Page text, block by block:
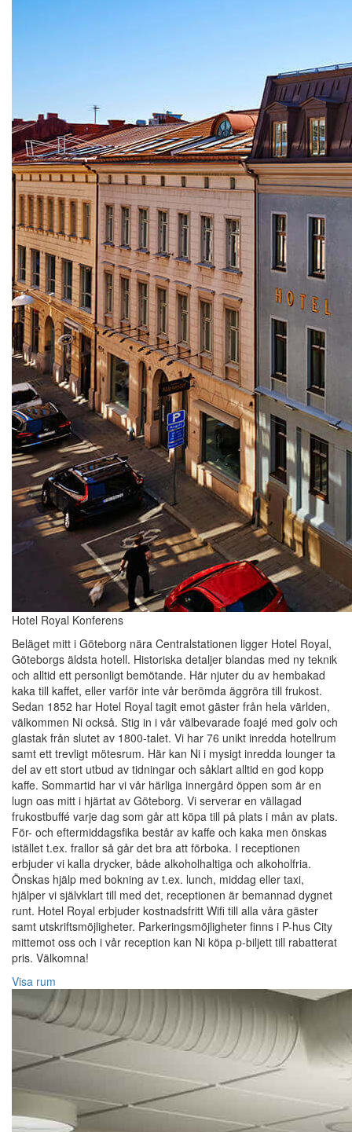
Hotel Royal Konferens
Beläget mitt i Göteborg nära Centralstationen ligger Hotel Royal,
Göteborgs äldsta hotell. Historiska detaljer blandas med ny teknik
och alltid ett personligt bemötande. Här njuter du av hembakad
kaka till kaffet, eller varför inte vår berömda äggröra till frukost.
Sedan 1852 har Hotel Royal tagit emot gäster från hela världen,
välkommen Ni också. Stig in i vår välbevarade foajé med golv och
glastak från slutet av 1800-talet. Vi har 76 unikt inredda hotellrum
samt ett trevligt mötesrum. Här kan Ni i mysigt inredda lounger ta
del av ett stort utbud av tidningar och såklart alltid en god kopp
kaffe. Sommartid har vi vår härliga innergård öppen som är en
lugn oas mitt i hjärtat av Göteborg. Vi serverar en vällagad
frukostbuffé varje dag som går att köpa till på plats i mån av plats.
För- och eftermiddagsfika består av kaffe och kaka men önskas
istället t.ex. frallor så går det bra att förboka. I receptionen
erbjuder vi kalla drycker, både alkoholhaltiga och alkoholfria.
Önskas hjälp med bokning av t.ex. lunch, middag eller taxi,
hjälper vi självklart till med det, receptionen är bemannad dygnet
runt. Hotel Royal erbjuder kostnadsfritt Wifi till alla våra gäster
samt utskriftsmöjligheter. Parkeringsmöjligheter finns i P-hus City
mittemot oss och i vår reception kan Ni köpa p-biljett till rabatterat
pris. Välkomna!
Visa rum